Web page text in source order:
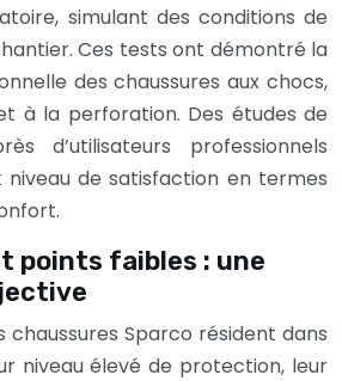
simulant des conditions de
Ces tests ont démontré la
des chaussures aux chocs,
à la perforation. Des études de
d’utilisateurs professionnels
de satisfaction en termes
points faibles : une
chaussures Sparco résident dans
niveau élevé de protection, leur